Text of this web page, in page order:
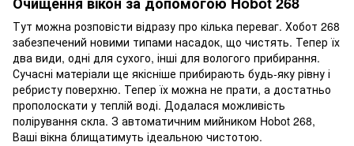
Тут можна розповісти відразу про кілька переваг. Хобот 268
забезпечений новими типами насадок, що чистять. Тепер їх
два види, одні для сухого, інші для вологого прибирання.
Сучасні матеріали ще якісніше прибирають будь-яку рівну і
ребристу поверхню. Тепер їх можна не прати, а достатньо
прополоскати у теплій воді. Додалася можливість
полірування скла. З автоматичним мийником Hobot 268,
Ваші вікна блищатимуть ідеальною чистотою.